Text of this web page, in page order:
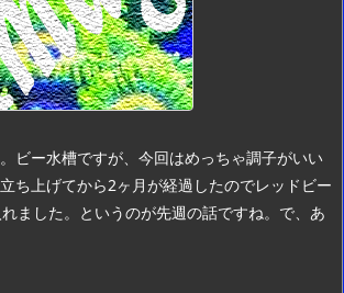
ビー水槽ですが、今回はめっちゃ調子がいい
ち上げてから2ヶ月が経過したのでレッドビー
ました。 というのが先週の話ですね。 で、あ